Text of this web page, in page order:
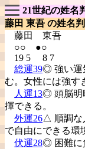
21世紀の姓名
藤田 東吾 の姓名
藤田 東吾
○○ ●○
19 5 8 7
総運39◎ 強い運
む。女性には強す
人運13◎ 頭脳明
揮できる。
外運26△ 順調な
で自由にできる環
伏運28◎ 困難に